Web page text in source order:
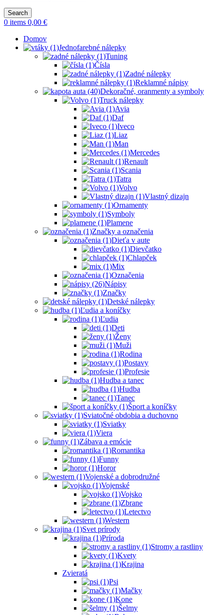
Search
0 items 0,00 €
Domov
Jednofarebné nálepky
Tuning
Čísla
Zadné nálepky
Reklamné nápisy
Dekoračné, oranmenty a symboly
Truck nálepky
Avia
Daf
Iveco
Liaz
Man
Mercedes
Renault
Scania
Tatra
Volvo
Vlastný dizajn
Ornamenty
Symboly
Plamene
Značky a označenia
Dieťa v aute
Dievčatko
Chlapček
Mix
Označenia
Nápisy
Značky
Detské nálepky
Ľudia a koníčky
Ľudia
Deti
Ženy
Muži
Rodina
Postavy
Profesie
Hudba a tanec
Hudba
Tanec
Šport a koníčky
Sviatočné obdobia a duchovno
Sviatky
Viera
Zábava a emócie
Romantika
Funny
Horor
Vojenské a dobrodružné
Vojenské
Vojsko
Zbrane
Letectvo
Western
Svet prírody
Príroda
Stromy a rastliny
Kvety
Krajina
Zvieratá
Psi
Mačky
Kone
Šelmy